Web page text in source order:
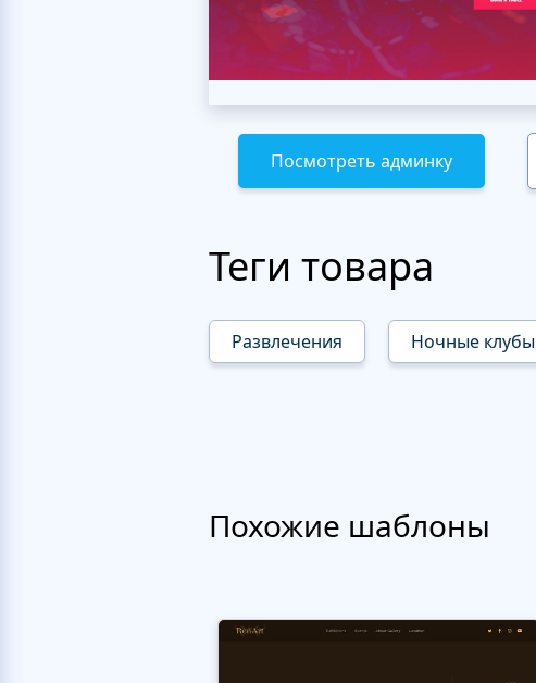
Посмотреть админку
Теги товара
Развлечения Ночные клубы
Похожие шаблоны